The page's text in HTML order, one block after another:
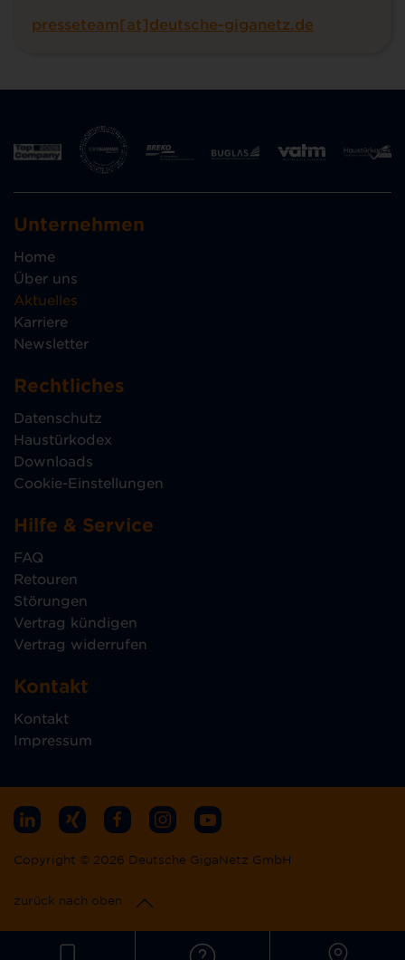
presseteam[at]deutsche-giganetz.de
Unternehmen
Home
Über uns
Aktuelles
Karriere
Newsletter
Rechtliches
Datenschutz
Haustürkodex
Downloads
Cookie-Einstellungen
Hilfe & Service
FAQ
Retouren
Störungen
Vertrag kündigen
Vertrag widerrufen
Kontakt
Kontakt
Impressum
Copyright © 2026 Deutsche GigaNetz GmbH
zurück nach oben